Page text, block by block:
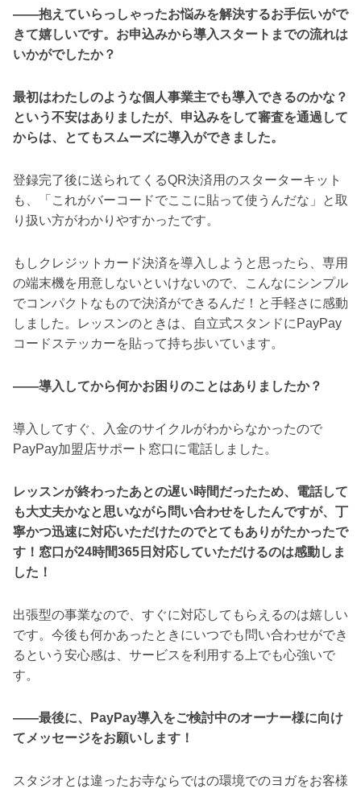
――抱えていらっしゃったお悩みを解決するお手伝いがで
きて嬉しいです。お申込みから導入スタートまでの流れは
いかがでしたか？
最初はわたしのような個人事業主でも導入できるのかな？
という不安はありましたが、申込みをして審査を通過して
からは、とてもスムーズに導入ができました。
登録完了後に送られてくるQR決済用のスターターキット
も、「これがバーコードでここに貼って使うんだな」と取
り扱い方がわかりやすかったです。
もしクレジットカード決済を導入しようと思ったら、専用
の端末機を用意しないといけないので、こんなにシンプル
でコンパクトなもので決済ができるんだ！と手軽さに感動
しました。レッスンのときは、自立式スタンドにPayPay
コードステッカーを貼って持ち歩いています。
――導入してから何かお困りのことはありましたか？
導入してすぐ、入金のサイクルがわからなかったので
PayPay加盟店サポート窓口に電話しました。
レッスンが終わったあとの遅い時間だったため、電話して
も大丈夫かなと思いながら問い合わせをしたんですが、丁
寧かつ迅速に対応いただけたのでとてもありがたかったで
す！窓口が24時間365日対応していただけるのは感動しま
した！
出張型の事業なので、すぐに対応してもらえるのは嬉しい
です。今後も何かあったときにいつでも問い合わせができ
るという安心感は、サービスを利用する上でも心強いで
す。
――最後に、PayPay導入をご検討中のオーナー様に向け
てメッセージをお願いします！
スタジオとは違ったお寺ならではの環境でのヨガをお客様